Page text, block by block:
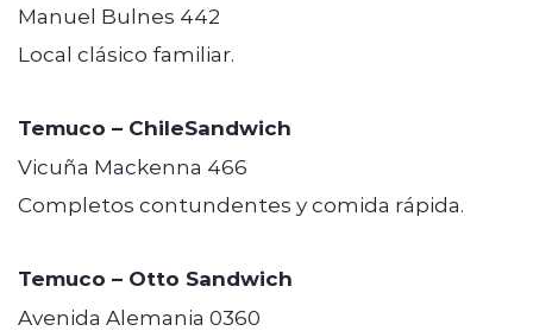
Manuel Bulnes 442
Local clásico familiar.
Temuco – ChileSandwich
Vicuña Mackenna 466
Completos contundentes y comida rápida.
Temuco – Otto Sandwich
Avenida Alemania 0360